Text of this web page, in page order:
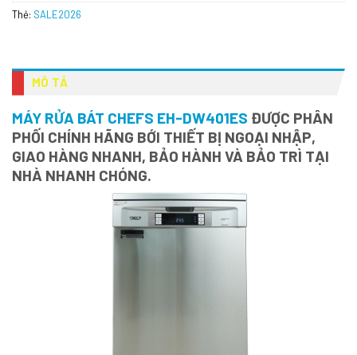
Thẻ: SALE2026
MÔ TẢ
MÁY RỬA BÁT CHEFS EH-DW401ES ĐƯỢC PHÂN
PHỐI CHÍNH HÃNG BỚI THIẾT BỊ NGOẠI NHẬP,
GIAO HÀNG NHANH, BẢO HÀNH VÀ BẢO TRÌ TẠI
NHÀ NHANH CHÓNG.